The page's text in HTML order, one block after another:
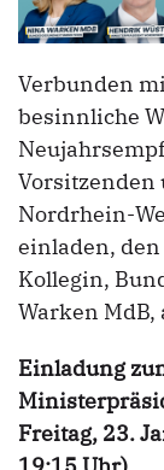
Verbunden
besinnliche
Nordrhein-
einladen,
Kollegin,
Warken
Einladung
Freitag, 23.